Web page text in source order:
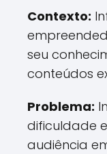
Contexto:
seu
conteúdos
Problema:
dificuldade
audiência